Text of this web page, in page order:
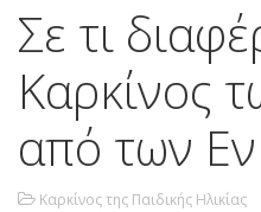
Σε τι
Καρκίνος
από των
Καρκίνος της Παιδικής Ηλικίας